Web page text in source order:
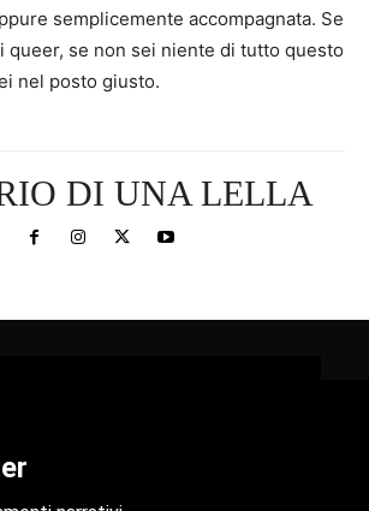
semplicemente accompagnata. Se
queer, se non sei niente di tutto questo
nel posto giusto.
DI UNA LELLA